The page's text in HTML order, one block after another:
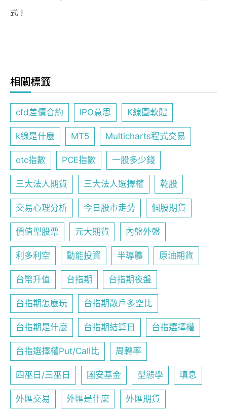
式 !
相關標籤
cfd差價合約 IPO意思 K線圖軟體
k線是什麼 MT5 Multicharts程式交易
otc指數 PCE指數 一股多少錢
三大法人期貨 三大法人選擇權 乾股
交易心理分析 今日股市走勢 個股期貨
價值型股票 元大期貨 內盤外盤
利多利空 動能投資 半導體 原油期貨
台幣升值 台指期 台指期夜盤
台指期怎麼玩 台指期散戶多空比
台指期是什麼 台指期結算日 台指選擇權
台指選擇權Put/Call比 周轉率
四巫日/三巫日 國安基金 型態學 填息
外匯交易 外匯是什麼 外匯期貨